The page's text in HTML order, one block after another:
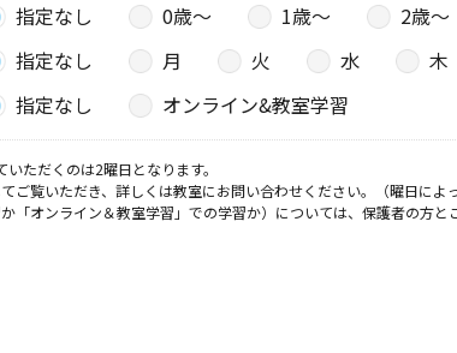
金 土 日
丁目１５－７
金 土
日
指定なし 0歳〜 1歳〜 2歳〜
指定なし 月 火 水 木
指定なし オンライン&教室学習
ただくのは2曜日となります。
覧いただき、詳しくは教室にお問い合わせください。（曜日によ
オンライン＆教室学習」での学習か）については、保護者の方と